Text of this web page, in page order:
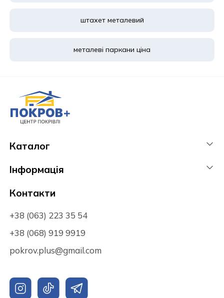
штахет металевий
металеві паркани ціна
Каталог
Інформація
Контакти
+38 (063) 223 35 54
+38 (068) 919 9919
pokrov.plus@gmail.com